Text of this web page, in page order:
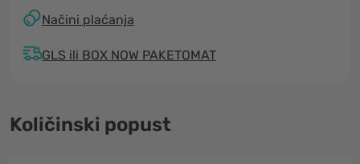
Načini plaćanja
GLS ili BOX NOW PAKETOMAT
Količinski popust